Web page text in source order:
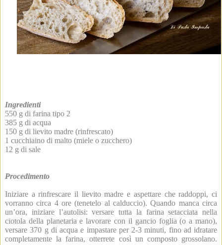
Ingredienti
550 g di farina tipo 2
385 g di acqua
150 g di lievito madre (rinfrescato)
1 cucchiaino di malto (miele o zucchero)
12 g di sale
Procedimento
Iniziare a rinfrescare il lievito madre e aspettare che raddoppi, ci
vorranno circa 4 ore (tenetelo al calduccio). Quando manca circa
un’ora, iniziare l’autolisi: versare tutta la farina setacciata nella
ciotola della planetaria e lavorare con il gancio foglia (o a mano),
versare 370 g di acqua e impastare per 2-3 minuti, fino ad idratare
completamente la farina, otterrete così un composto grossolano.